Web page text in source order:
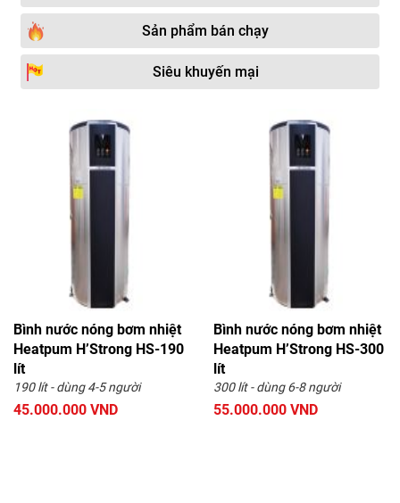
Bình nóng lạnh 20l
Bình nóng lạnh ROSSI Bình nóng lạnh Atlantic
HEAT PUM
Bình nóng lạnh OLYMPIC Phụ kiện bình nóng lạnh
Máy nước nóng Heat
Pump
Bình nóng lạnh 40l
Sản phẩm bán chạy
Siêu khuyến mại
Bình nước nóng bơm nhiệt
Heatpum H’Strong HS-190
lít
190 lít - dùng 4-5 người
45.000.000 VND
Bình nước nóng bơm nhiệt
Heatpum H’Strong HS-300
lít
300 lít - dùng 6-8 người
55.000.000 VND